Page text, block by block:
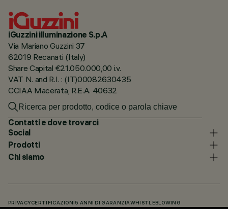
iGuzzini illuminazione S.p.A
Via Mariano Guzzini 37
62019 Recanati (Italy)
Share Capital €21.050.000,00 i.v.
VAT N. and R.I. : (IT)00082630435
CCIAA Macerata, R.E.A. 40632
Contatti e dove trovarci
Social
Prodotti
Chi siamo
PRIVACY CERTIFICAZIONI 5 ANNI DI GARANZIAWHISTLEBLOWING